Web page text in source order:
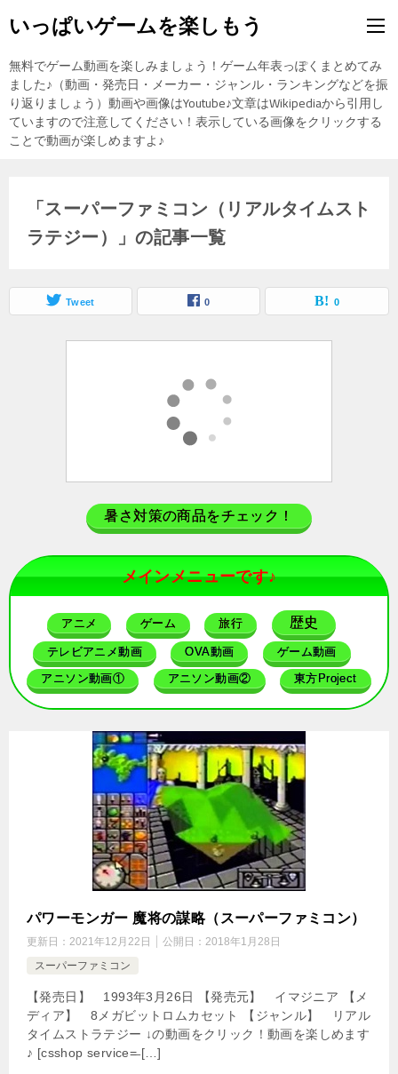
いっぱいゲームを楽しもう
無料でゲーム動画を楽しみましょう！ゲーム年表っぽくまとめてみ
ました♪（動画・発売日・メーカー・ジャンル・ランキングなどを振
り返りましょう）動画や画像はYoutube♪文章はWikipediaから引用し
ていますので注意してください！表示している画像をクリックする
ことで動画が楽しめますよ♪
「スーパーファミコン（リアルタイムスト
ラテジー）」の記事一覧
Tweet 0 0
暑さ対策の商品をチェック！
メインメニューです♪
アニメ ゲーム 旅行 歴史
テレビアニメ動画 OVA動画 ゲーム動画
アニソン動画① アニソン動画② 東方Project
パワーモンガー 魔将の謀略（スーパーファミコン）
更新日： 2021年12月22日 公開日： 2018年1月28日
スーパーファミコン
【発売日】 1993年3月26日 【発売元】 イマジニア 【メ
ディア】 8メガビットロムカセット 【ジャンル】 リアル
タイムストラテジー ↓の動画をクリック！動画を楽しめます
♪ [csshop service=̶ […]